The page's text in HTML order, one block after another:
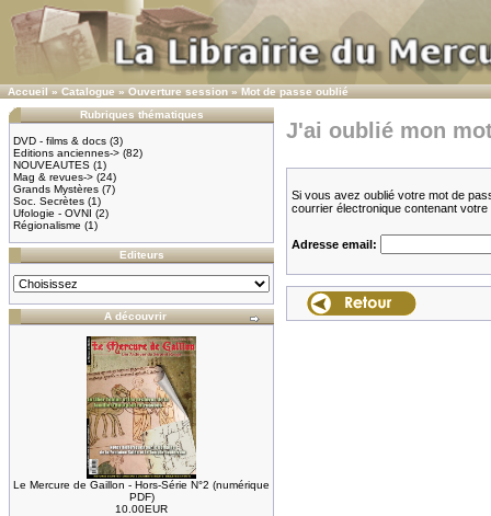
Accueil»Catalogue»Ouverture session»Mot de passe oublié
Rubriques thématiques
DVD - films & docs (3)
Editions anciennes-> (82)
NOUVEAUTES (1)
Mag & revues-> (24)
Grands Mystères (7)
Soc. Secrètes (1)
Ufologie - OVNI (2)
Régionalisme (1)
Editeurs
A découvrir
Le Mercure de Gaillon - Hors-Série N°2 (numérique
PDF)
10.00EUR
J'ai oublié mon
Si vous avez oublié votre mot de
courrier électronique contenant
Adresse email: